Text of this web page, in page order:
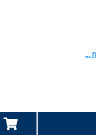
...